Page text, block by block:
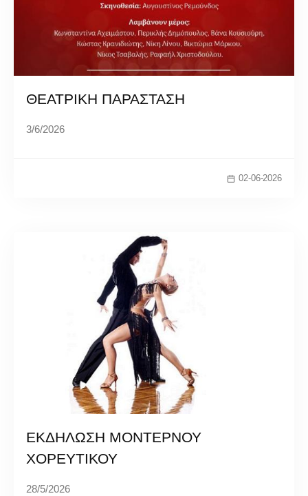
ΘΕΑΤΡΙΚΗ ΠΑΡΑΣΤΑΣΗ
3/6/2026
02-06-2026
ΕΚΔΗΛΩΣΗ ΜΟΝΤΕΡΝΟΥ
ΧΟΡΕΥΤΙΚΟΥ
28/5/2026